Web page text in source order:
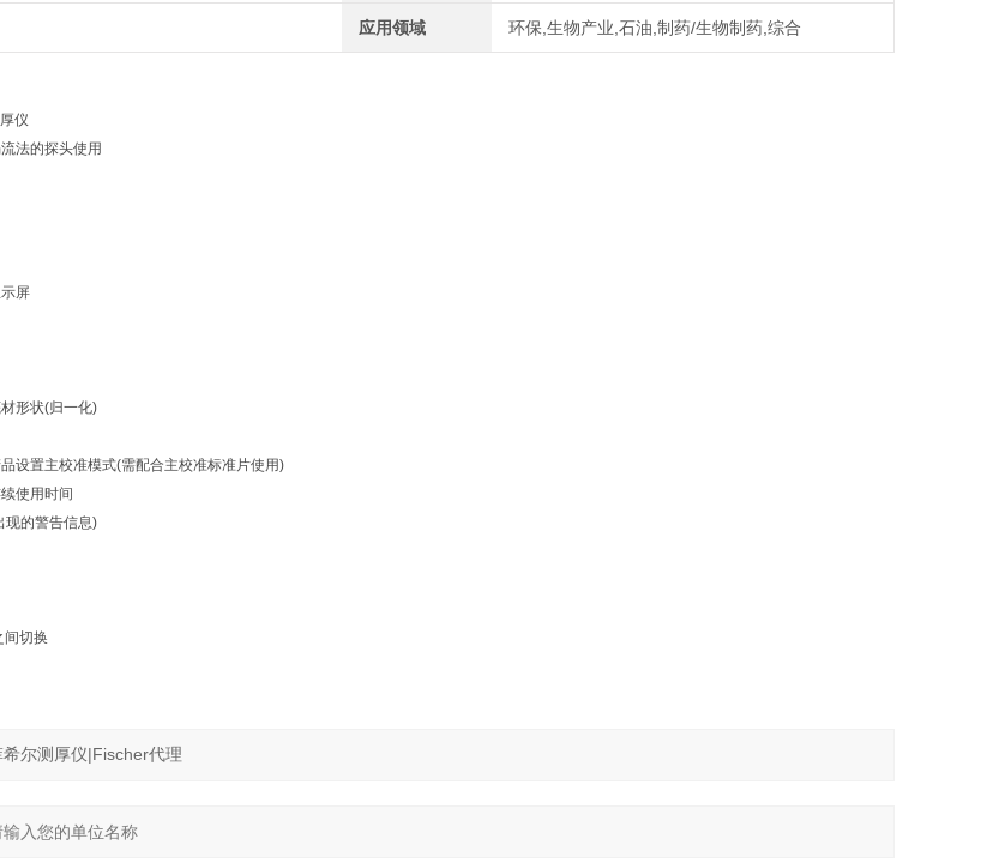
应用领域 环保,生物产业,石油,制药/生物制药,综合
仪
法的探头使用
屏
形状(归一化)
设置主校准模式(需配合主校准标准片使用)
使用时间
现的警告信息)
间切换